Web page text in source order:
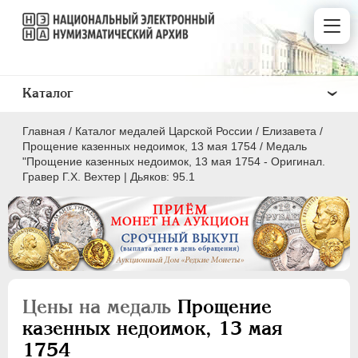
Главная / Каталог медалей Царской России / Елизавета /
Прощение казенных недоимок, 13 мая 1754 / Медаль
"Прощение казенных недоимок, 13 мая 1754 - Оригинал.
Гравер Г.Х. Вехтер | Дьяков: 95.1
Цены на медаль Прощение
казенных недоимок, 13 мая
1754
Каталог
ВСЕ
ПEТР I 1699-1725
ПЕТР II
АННА ИОАННОВНА 1730-1740
ИОАНН АНТОНОВИЧ